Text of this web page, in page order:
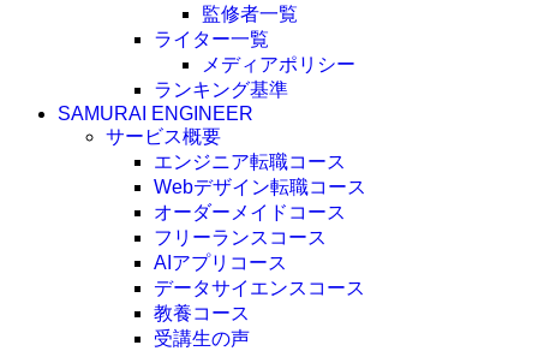
監修者一覧
ライター一覧
メディアポリシー
ランキング基準
SAMURAI ENGINEER
サービス概要
エンジニア転職コース
Webデザイン転職コース
オーダーメイドコース
フリーランスコース
AIアプリコース
データサイエンスコース
教養コース
受講生の声